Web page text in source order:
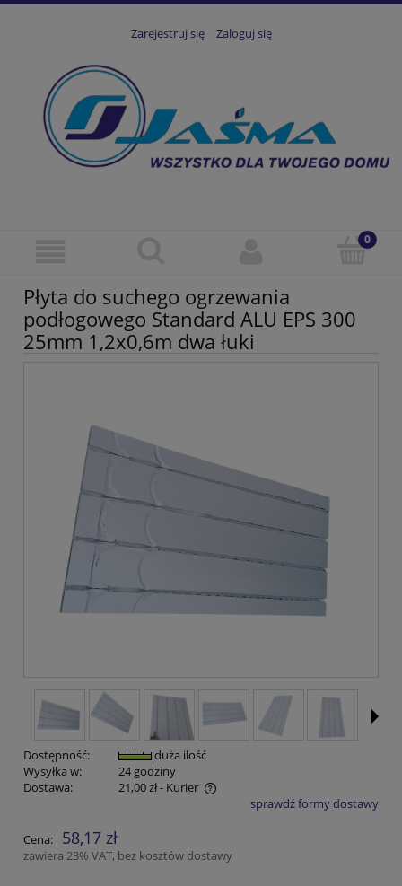
Zarejestruj się Zaloguj się
Płyta do suchego ogrzewania
podłogowego Standard ALU EPS 300
25mm 1,2x0,6m dwa łuki
Dostępność:
duża ilość
Wysyłka w:
24 godziny
Dostawa:
21,00 zł- Kurier
Cena nie zawiera ewentualnych kosztów płatnościsprawdź formy dostawy
Cena: 58,17 zł
zawiera 23% VAT, bez kosztów dostawy